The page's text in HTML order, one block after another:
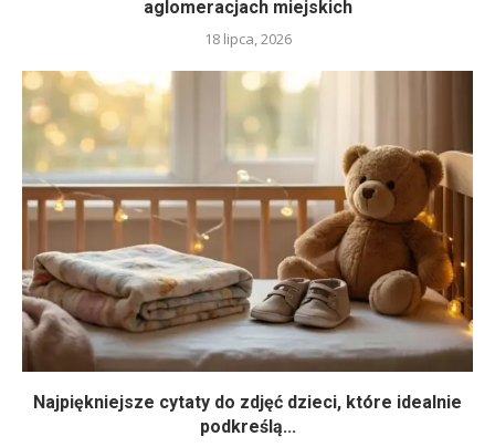
aglomeracjach miejskich
18 lipca, 2026
Najpiękniejsze cytaty do zdjęć dzieci, które idealnie
podkreślą...